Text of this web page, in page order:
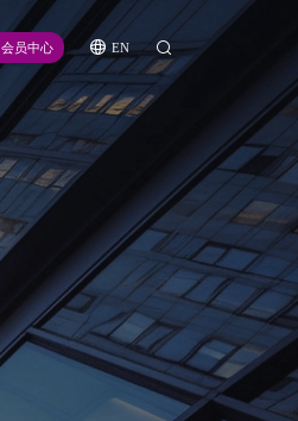
会员中心 EN